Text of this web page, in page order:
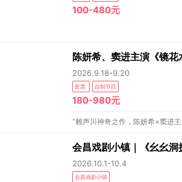
100-480元
陈妍希、窦进主演《镜花
2026.9.18-9.20
套票 自制节目
180-980元
“赖声川神奇之作，陈妍希×窦进主
会昌戏剧小镇｜《幺幺洞
2026.10.1-10.4
会昌戏剧小镇